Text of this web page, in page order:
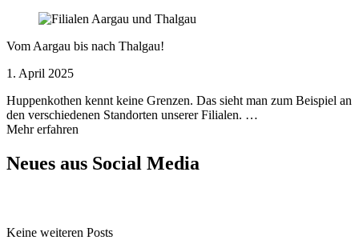
Vom Aargau bis nach Thalgau!
1. April 2025
Huppenkothen kennt keine Grenzen. Das sieht man zum Beispiel an
den verschiedenen Standorten unserer Filialen. …
Mehr erfahren
Neues aus Social Media
Keine weiteren Posts